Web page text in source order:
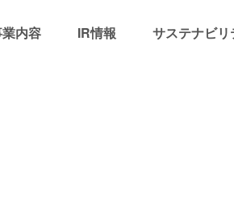
内容 IR情報 サステナビリ